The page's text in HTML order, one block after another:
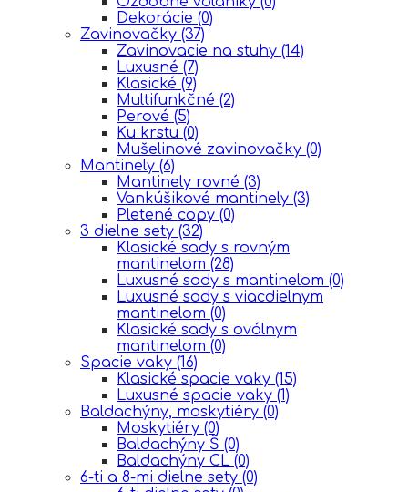
Dekorácie (0)
Zavinovačky (37)
Zavinovacie na stuhy (14)
Luxusné (7)
Klasické (9)
Multifunkčné (2)
Perové (5)
Ku krstu (0)
Mušelinové zavinovačky (0)
Mantinely (6)
Mantinely rovné (3)
Vankúšikové mantinely (3)
Pletené copy (0)
3 dielne sety (32)
Klasické sady s rovným
mantinelom (28)
Luxusné sady s mantinelom (0)
Luxusné sady s viacdielnym
mantinelom (0)
Klasické sady s oválnym
mantinelom (0)
Spacie vaky (16)
Klasické spacie vaky (15)
Luxusné spacie vaky (1)
Baldachýny, moskytiéry (0)
Moskytiéry (0)
Baldachýny Š (0)
Baldachýny CL (0)
6-ti a 8-mi dielne sety (0)